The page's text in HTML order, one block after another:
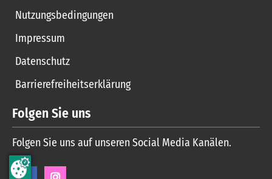
Nutzungsbedingungen
Impressum
Datenschutz
Barrierefreiheitserklärung
Folgen Sie uns
Folgen Sie uns auf unseren Social Media Kanälen.